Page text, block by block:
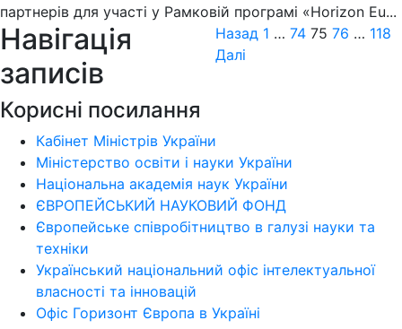
партнерів для участі у Рамковій програмі «Horizon Eu...
Навігація
записів
Назад 1 … 74 75 76 … 118
Далі
Корисні посилання
Кабінет Міністрів України
Міністерство освіти і науки України
Національна академія наук України
ЄВРОПЕЙСЬКИЙ НАУКОВИЙ ФОНД
Європейське співробітництво в галузі науки та
техніки
Український національний офіс інтелектуальної
власності та інновацій
Офіс Горизонт Європа в Україні